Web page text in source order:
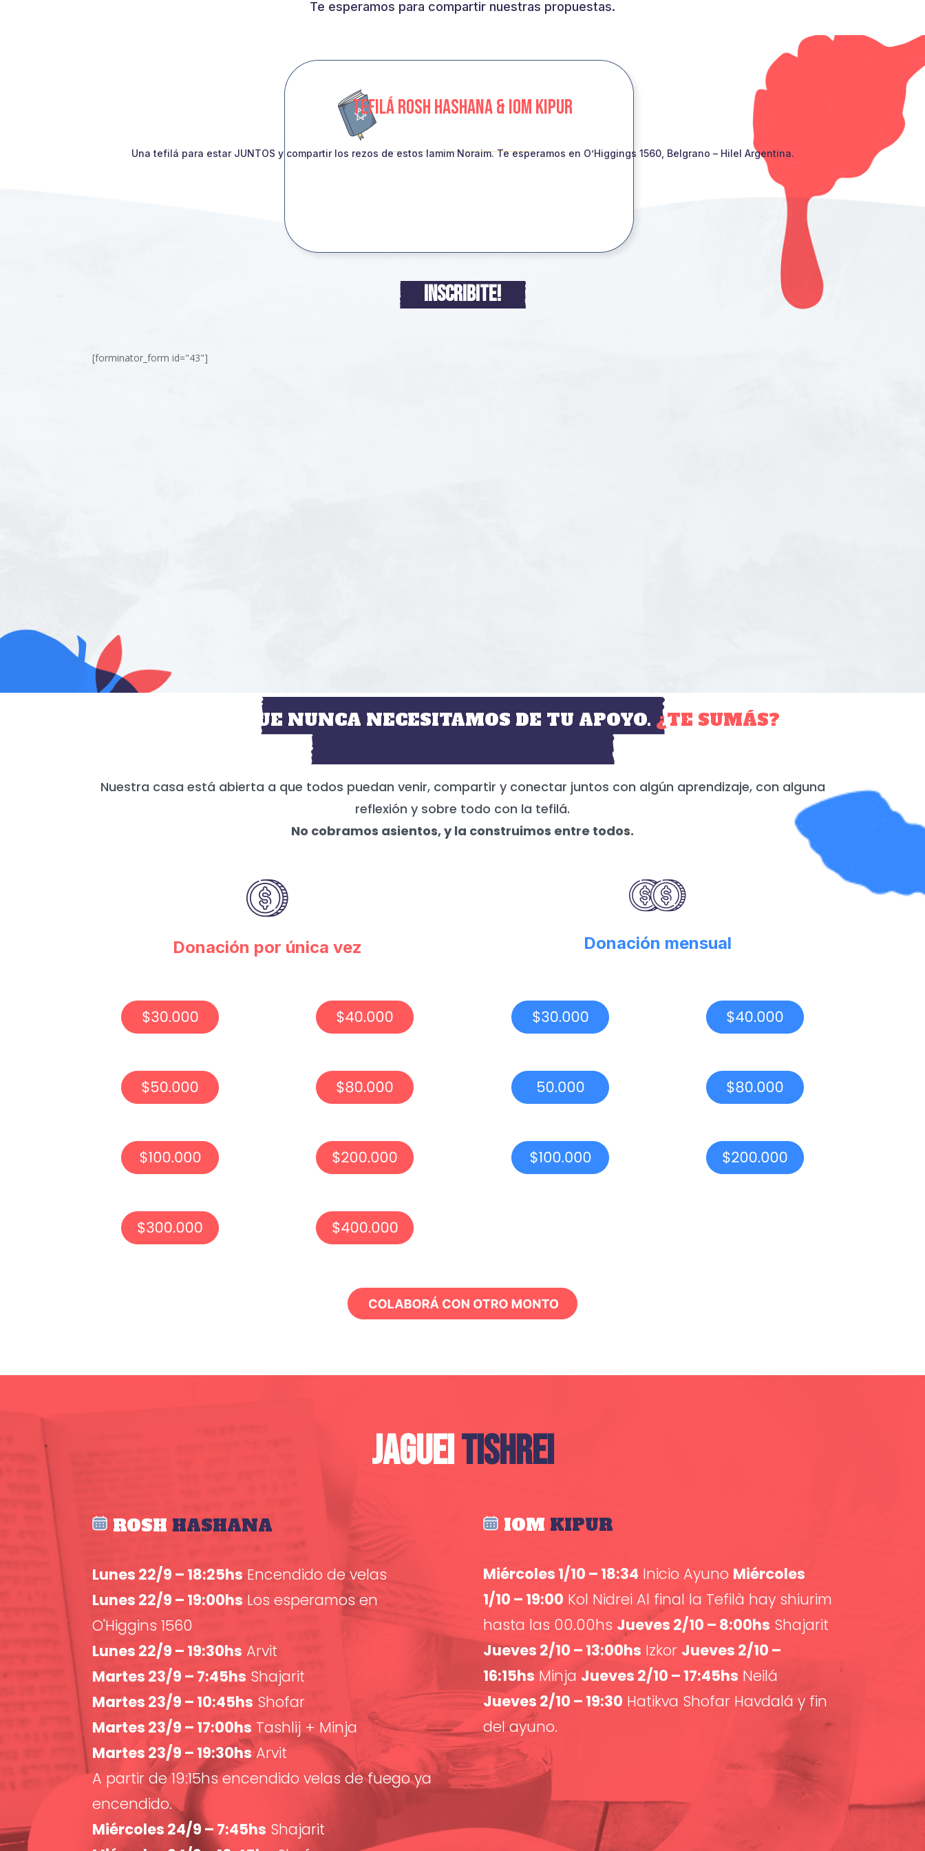
Te esperamos para compartir nuestras propuestas.
TEFILÁ ROSH HASHANA & IOM KIPUR
Una tefilá para estar JUNTOS y compartir los rezos de estos Iamim Noraim. Te esperamos en O’Higgings 1560, Belgrano – Hilel Argentina.
INSCRIBITE!
[forminator_form id="43"]
HOY MÁS QUE NUNCA NECESITAMOS DE TU APOYO. ¿TE SUMÁS?
Nuestra casa está abierta a que todos puedan venir, compartir y conectar juntos con algún aprendizaje, con alguna
reflexión y sobre todo con la tefilá.
No cobramos asientos, y la construimos entre todos.
Donación por única vez Donación mensual
JAGUEITISHREI
ROSH HASHANA
Lunes 22/9 – 18:25hs Encendido de velas
Lunes 22/9 – 19:00hs Los esperamos en
O'Higgins 1560
Lunes 22/9 – 19:30hs Arvit
Martes 23/9 – 7:45hs Shajarit
Martes 23/9 – 10:45hs Shofar
Martes 23/9 – 17:00hs Tashlij + Minja
Martes 23/9 – 19:30hsArvit
A partir de 19:15hs encendido velas de fuego ya
encendido.
Miércoles 24/9 – 7:45hs Shajarit
IOM KIPUR
Miércoles 1/10 – 18:34 Inicio Ayuno Miércoles
1/10 – 19:00 Kol Nidrei Al final la Tefilà hay shiurim
hasta las 00.00hs Jueves 2/10 – 8:00hs Shajarit
Jueves 2/10 – 13:00hs Izkor Jueves 2/10 –
16:15hs Minja Jueves 2/10 – 17:45hs Neilá
Jueves 2/10 – 19:30 Hatikva Shofar Havdalá y fin
del ayuno.